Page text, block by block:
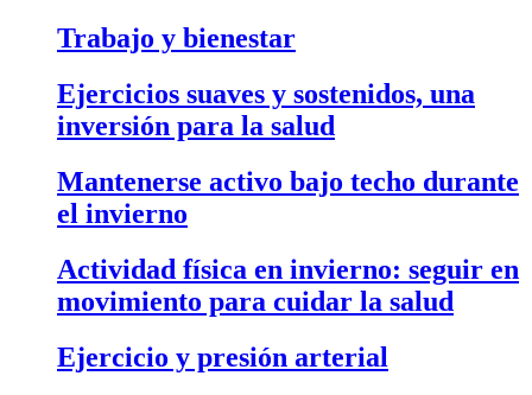
Trabajo y bienestar
Ejercicios suaves y sostenidos, una
inversión para la salud
Mantenerse activo bajo techo durante
el invierno
Actividad física en invierno: seguir en
movimiento para cuidar la salud
Ejercicio y presión arterial